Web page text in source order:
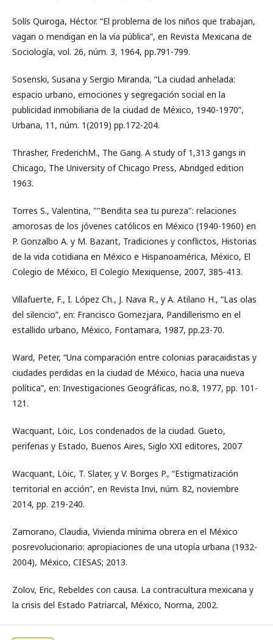
Solís Quiroga, Héctor. “El problema de los niños que trabajan,
vagan o mendigan en la vía pública”, en Revista Mexicana de
Sociología, vol. 26, núm. 3, 1964, pp.791-799.
Sosenski, Susana y Sergio Miranda, “La ciudad anhelada:
espacio urbano, emociones y segregación social en la
publicidad inmobiliaria de la ciudad de México, 1940-1970”,
Urbana, 11, núm. 1(2019) pp.172-204.
Thrasher, FrederichM., The Gang. A study of 1,313 gangs in
Chicago, The University of Chicago Press, Abridged edition
1963.
Torres S., Valentina, ""Bendita sea tu pureza": relaciones
amorosas de los jóvenes católicos en México (1940-1960) en
P. Gonzalbo A. y M. Bazant, Tradiciones y conflictos, Historias
de la vida cotidiana en México e Hispanoamérica, México, El
Colegio de México, El Colegio Mexiquense, 2007, 385-413.
Villafuerte, F., I. López Ch., J. Nava R., y A. Atilano H., “Las olas
del silencio”, en: Francisco Gomezjara, Pandillerismo en el
estallido urbano, México, Fontamara, 1987, pp.23-70.
Ward, Peter, “Una comparación entre colonias paracaidistas y
ciudades perdidas en la ciudad de México, hacia una nueva
política”, en: Investigaciones Geográficas, no.8, 1977, pp. 101-
121.
Wacquant, Löic, Los condenados de la ciudad. Gueto,
periferias y Estado, Buenos Aires, Siglo XXI editores, 2007
Wacquant, Löic, T. Slater, y V. Borges P., “Estigmatización
territorial en acción”, en Revista Invi, núm. 82, noviembre
2014, pp. 219-240.
Zamorano, Claudia, Vivienda mínima obrera en el México
posrevolucionario: apropiaciones de una utopía urbana (1932-
2004), México, CIESAS; 2013.
Zolov, Eric, Rebeldes con causa. La contracultura mexicana y
la crisis del Estado Patriarcal, México, Norma, 2002.